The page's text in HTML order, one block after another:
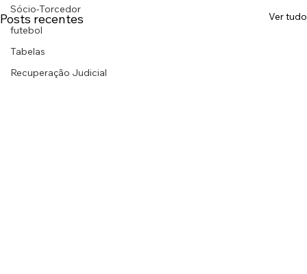
Sócio-Torcedor
futebol
Tabelas
Recuperação Judicial
Posts recentes Ver tudo